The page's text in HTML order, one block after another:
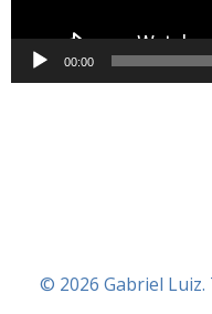
00:00
© 2026 Gabriel